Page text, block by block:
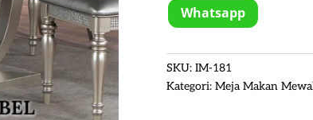
Whatsapp
SKU: IM-181
Kategori: Meja Makan